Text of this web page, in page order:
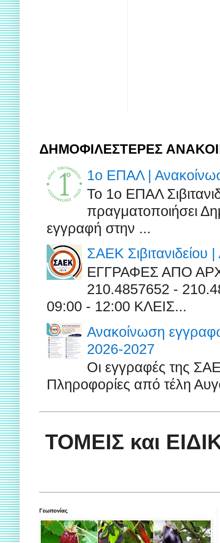
ΔΗΜΟΦΙΛΕΣΤΕΡΕΣ
1ο ΕΠΑΛ |
Το 1ο ΕΠΑΛ
πραγματοποιήσει
εγγραφή στην ...
ΣΑΕΚ Σιβιτανιδείου
ΕΓΓΡΑΦΕΣ ΑΠΟ
210.4857652 -
09:00 - 12:00 ΚΛΕΙΣ...
Ανακοίνωση
2026-2027
Οι εγγραφές της
Πληροφορίες από τέλη
ΤΟΜΕΙΣ και
Γεωπονίας